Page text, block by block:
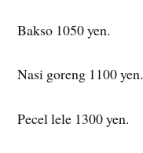
Bakso 1050 yen.
Nasi goreng 1100 yen.
Pecel lele 1300 yen.